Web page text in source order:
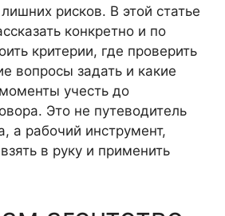
рисков. В этой статье
конкретно и по
критерии, где проверить
вопросы задать и какие
учесть до
Это не путеводитель
а рабочий инструмент,
в руку и применить